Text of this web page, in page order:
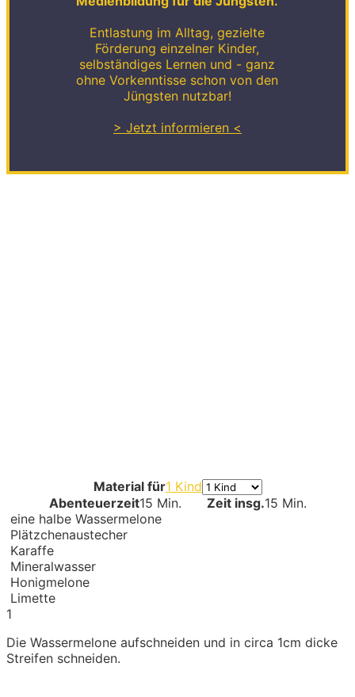
Entlastung im Alltag, gezielte
Förderung einzelner Kinder,
selbständiges Lernen und - ganz
ohne Vorkenntisse schon von den
Jüngsten nutzbar!
> Jetzt informieren <
Material für1 Kind
Abenteuerzeit15 Min. Zeit insg.15 Min.
eine halbe Wassermelone
Plätzchenaustecher
Karaffe
Mineralwasser
Honigmelone
Limette
1
Die Wassermelone aufschneiden und in circa 1cm dicke
Streifen schneiden.